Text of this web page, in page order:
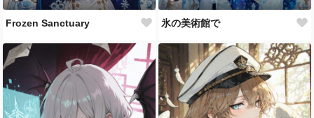
Frozen Sanctuary 氷の美術館で